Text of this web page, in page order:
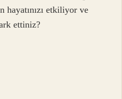
hayatınızı etkiliyor ve
ettiniz?